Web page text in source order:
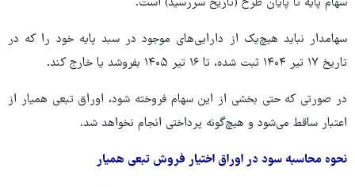
سهامدار نباید هیچ‌یک از دارایی‌های موجود در سبد پایه خود را که در
تاریخ ۱۷ تیر ۱۴۰۴ ثبت شده، تا ۱۶ تیر ۱۴۰۵ بفروشد یا خارج کند.
در صورتی که حتی بخشی از این سهام فروخته شود، اوراق تبعی همیار از
اعتبار ساقط می‌شود و هیچ‌گونه پرداختی انجام نخواهد شد.
نحوه محاسبه سود در اوراق اختیار فروش تبعی همیار